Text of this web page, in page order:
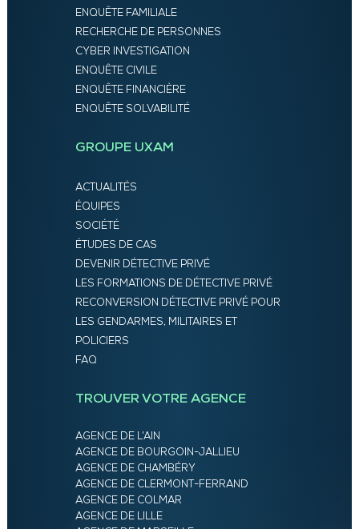
ENQUÊTE FAMILIALE
RECHERCHE DE PERSONNES
CYBER INVESTIGATION
ENQUÊTE CIVILE
ENQUÊTE FINANCIÈRE
ENQUÊTE SOLVABILITÉ
GROUPE UXAM
ACTUALITÉS
ÉQUIPES
SOCIÉTÉ
ÉTUDES DE CAS
DEVENIR DÉTECTIVE PRIVÉ
LES FORMATIONS DE DÉTECTIVE PRIVÉ
RECONVERSION DÉTECTIVE PRIVÉ POUR
LES GENDARMES, MILITAIRES ET
POLICIERS
FAQ
TROUVER VOTRE AGENCE
AGENCE DE L’AIN
AGENCE DE BOURGOIN-JALLIEU
AGENCE DE CHAMBÉRY
AGENCE DE CLERMONT-FERRAND
AGENCE DE COLMAR
AGENCE DE LILLE